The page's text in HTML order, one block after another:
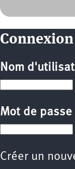
Nom
Mot de passe
Créer un